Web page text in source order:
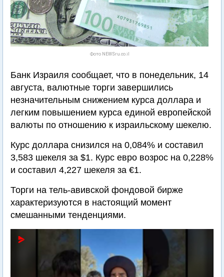
Фото NEWSru.co.il
Банк Израиля сообщает, что в понедельник, 14
августа, валютные торги завершились
незначительным снижением курса доллара и
легким повышением курса единой европейской
валюты по отношению к израильскому шекелю.
Курс доллара снизился на 0,084% и составил
3,583 шекеля за $1. Курс евро возрос на 0,228%
и составил 4,227 шекеля за €1.
Торги на тель-авивской фондовой бирже
характеризуются в настоящий момент
смешанными тенденциями.